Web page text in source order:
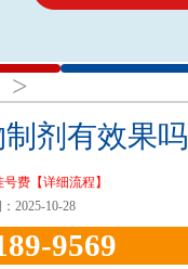
3
>
剂有效果吗
号费 【详细流程】
2025-10-28
9569